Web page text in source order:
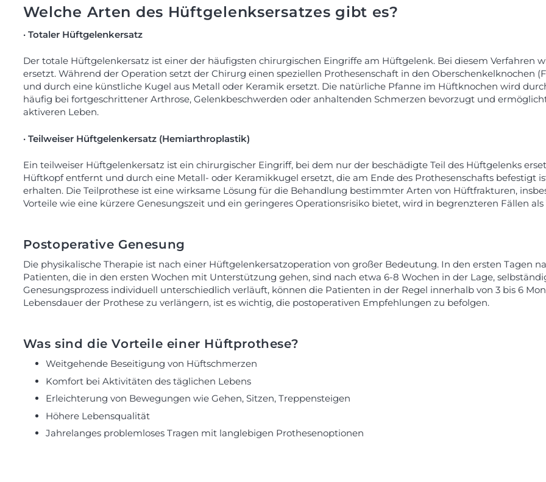
Welche Arten des Hüftgelenksersatzes gibt es?
· Totaler Hüftgelenkersatz
Der totale Hüftgelenkersatz ist einer der häufigsten chirurgischen Eingriffe am Hüftgelenk. Bei diesem Verfahren
ersetzt. Während der Operation setzt der Chirurg einen speziellen Prothesenschaft in den Oberschenkelknochen
und durch eine künstliche Kugel aus Metall oder Keramik ersetzt. Die natürliche Pfanne im Hüftknochen wird
häufig bei fortgeschrittener Arthrose, Gelenkbeschwerden oder anhaltenden Schmerzen bevorzugt und
aktiveren Leben.
· Teilweiser Hüftgelenkersatz (Hemiarthroplastik)
Ein teilweiser Hüftgelenkersatz ist ein chirurgischer Eingriff, bei dem nur der beschädigte Teil des Hüftgelenks
Hüftkopf entfernt und durch eine Metall- oder Keramikkugel ersetzt, die am Ende des Prothesenschafts befestigt
erhalten. Die Teilprothese ist eine wirksame Lösung für die Behandlung bestimmter Arten von Hüftfrakturen,
Vorteile wie eine kürzere Genesungszeit und ein geringeres Operationsrisiko bietet, wird in begrenzteren Fällen
Postoperative Genesung
Die physikalische Therapie ist nach einer Hüftgelenkersatzoperation von großer Bedeutung. In den ersten Tagen
Patienten, die in den ersten Wochen mit Unterstützung gehen, sind nach etwa 6-8 Wochen in der Lage,
Genesungsprozess individuell unterschiedlich verläuft, können die Patienten in der Regel innerhalb von 3 bis 6
Lebensdauer der Prothese zu verlängern, ist es wichtig, die postoperativen Empfehlungen zu befolgen.
Was sind die Vorteile einer Hüftprothese?
Weitgehende Beseitigung von Hüftschmerzen
Komfort bei Aktivitäten des täglichen Lebens
Erleichterung von Bewegungen wie Gehen, Sitzen, Treppensteigen
Höhere Lebensqualität
Jahrelanges problemloses Tragen mit langlebigen Prothesenoptionen